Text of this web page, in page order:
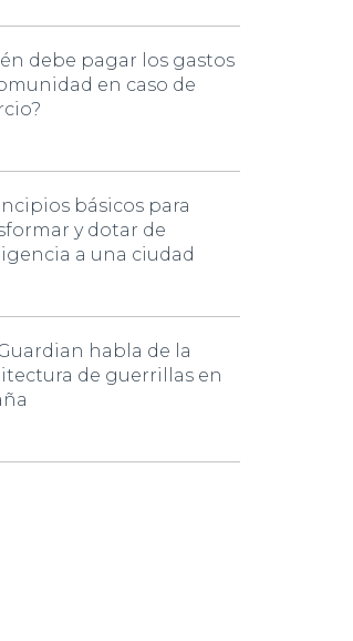
debe pagar los gastos
en caso de
básicos para
y dotar de
a una ciudad
habla de la
de guerrillas en